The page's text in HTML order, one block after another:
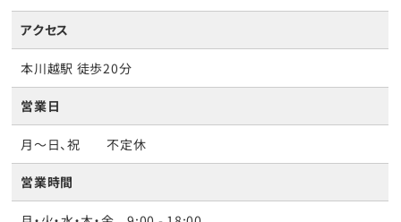
アクセス
本川越駅 徒歩20分
営業日
月〜日、祝 不定休
営業時間